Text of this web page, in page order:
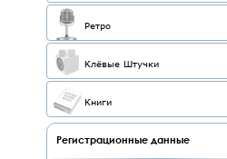
Ретро
Клёвые Штучки
Книги
Регистрационные данные